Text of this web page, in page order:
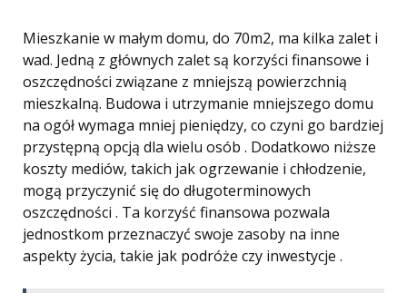
Mieszkanie w małym domu, do 70m2, ma kilka zalet i
wad. Jedną z głównych zalet są korzyści finansowe i
oszczędności związane z mniejszą powierzchnią
mieszkalną. Budowa i utrzymanie mniejszego domu
na ogół wymaga mniej pieniędzy, co czyni go bardziej
przystępną opcją dla wielu osób . Dodatkowo niższe
koszty mediów, takich jak ogrzewanie i chłodzenie,
mogą przyczynić się do długoterminowych
oszczędności . Ta korzyść finansowa pozwala
jednostkom przeznaczyć swoje zasoby na inne
aspekty życia, takie jak podróże czy inwestycje .